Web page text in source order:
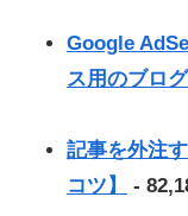
Google
ス用のブロ
記事を外注
コツ】
-